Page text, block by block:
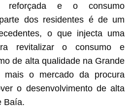
reforçada e o consumo
dos residentes é de um
o que injecta uma
revitalizar o consumo e
de alta qualidade na Grande
mais o mercado da procura
o desenvolvimento de alta
Baía.